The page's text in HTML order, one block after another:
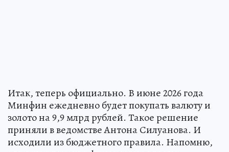
Итак, теперь официально. В июне 2026 года
Минфин ежедневно будет покупать валюту и
золото на 9,9 млрд рублей. Такое решение
приняли в ведомстве Антона Силуанова. И
исходили из бюджетного правила. Напомню,